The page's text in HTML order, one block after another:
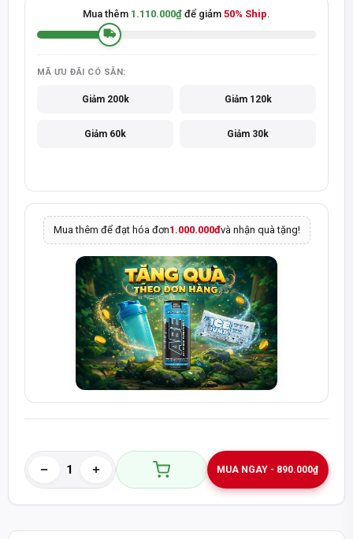
Mua thêm 1.110.000₫ để giảm 50% Ship.
MÃ ƯU ĐÃI CÓ SẴN:
Giảm 200k Giảm 120k
Giảm 60k Giảm 30k
Mua thêm để đạt hóa đơn1.000.000đvà nhận quà tặng!
MUA NGAY - 890.000₫